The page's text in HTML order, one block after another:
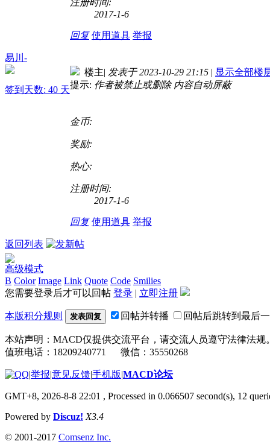
2017-1-6
回复 使用道具 举报
易川-
签到天数: 40 天
楼主| 发表于 2023-10-29 21:15 | 显示全部楼
提示: 作者被禁止或删除 内容自动屏蔽
金币:
奖励:
热心:
注册时间:
2017-1-6
回复 使用道具 举报
返回列表
高级模式
B Color Image Link Quote Code Smilies
您需要登录后才可以回帖 登录 | 立即注册
本版积分规则 发表回复 回帖并转播 回帖后跳转到最后
本站声明：MACD仅提供交流平台，请交流人员遵守法律法规
值班电话：18209240771 微信：35550268
|举报|意见反馈|手机版|MACD论坛
GMT+8, 2026-8-8 22:01 , Processed in 0.066507 second(s), 12
Powered by Discuz! X3.4
© 2001-2017 Comsenz Inc.